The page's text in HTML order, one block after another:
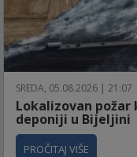
SREDA, 05.08.2026 | 21:07
Lokalizovan
deponiji u Bijeljini
PROČITAJ VIŠE